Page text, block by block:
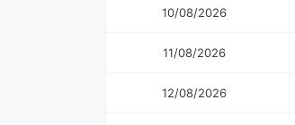
10/08/2026
11/08/2026
12/08/2026